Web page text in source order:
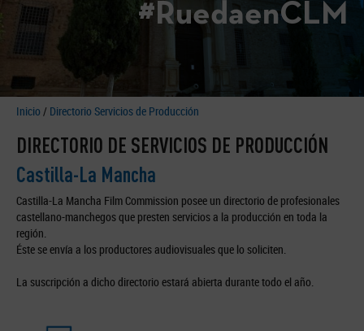
#RuedaenCLM
Inicio / Directorio Servicios de Producción
DIRECTORIO DE SERVICIOS DE PRODUCCIÓN
Castilla-La Mancha
Castilla-La Mancha Film Commission posee un directorio de profesionales
castellano-manchegos que presten servicios a la producción en toda la
región.
Éste se envía a los productores audiovisuales que lo soliciten.
La suscripción a dicho directorio estará abierta durante todo el año.